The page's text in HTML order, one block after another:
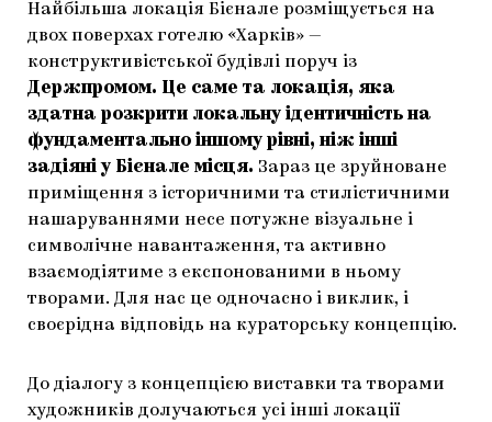
Найбільша локація Бієнале розміщується на
двох поверхах готелю «Харків» —
конструктивістської будівлі поруч із
Держпромом. Це саме та локація, яка
здатна розкрити локальну ідентичність на
фундаментально іншому рівні, ніж інші
задіяні у Бієнале місця. Зараз це зруйноване
приміщення з історичними та стилістичними
нашаруваннями несе потужне візуальне і
символічне навантаження, та активно
взаємодіятиме з експонованими в ньому
творами. Для нас це одночасно і виклик, і
своєрідна відповідь на кураторську концепцію.
До діалогу з концепцією виставки та творами
художників долучаються усі інші локації